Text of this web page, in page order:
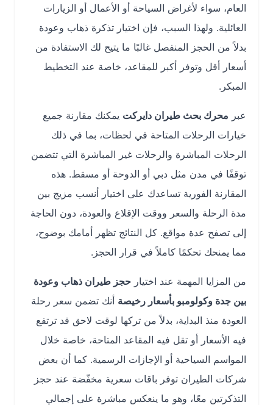
العام، سواء لأغراض السياحة أو الأعمال أو الزيارات
العائلية. ولهذا السبب، فإن اختيار تذكرة ذهاب وعودة
بدلاً من الحجز المنفصل غالبًا ما يتيح لك الاستفادة من
أسعار أقل وتوفر أكبر للمقاعد، خاصة عند التخطيط
المبكر.
محرك بحث طيران دايركتيمكنك مقارنة جميع
خيارات الرحلات المتاحة في لحظات، بما في ذلك
الرحلات المباشرة والرحلات غير المباشرة التي تتضمن
توقفًا في مدن مثل دبي أو الدوحة أو مسقط. هذه
المقارنة الفورية تساعدك على اختيار أنسب مزيج بين
مدة الرحلة والسعر ووقت الإقلاع والعودة، دون الحاجة
إلى تصفح عدة مواقع. كل النتائج تظهر أمامك بوضوح،
مما يمنحك تحكمًا كاملاً في قرار الحجز.
من المزايا المهمة عند اختيارحجز طيران ذهاب وعودة
بين جدة وكولومبو بأسعار رخيصة أنك تضمن سعر رحلة
العودة منذ البداية، بدلاً من تركها لوقت لاحق قد ترتفع
فيه الأسعار أو تقل فيه المقاعد المتاحة، خاصة خلال
المواسم السياحية أو الإجازات الرسمية. كما أن بعض
شركات الطيران توفر باقات سعرية مخفّضة عند حجز
التذكرتين معًا، وهو ما ينعكس مباشرة على إجمالي